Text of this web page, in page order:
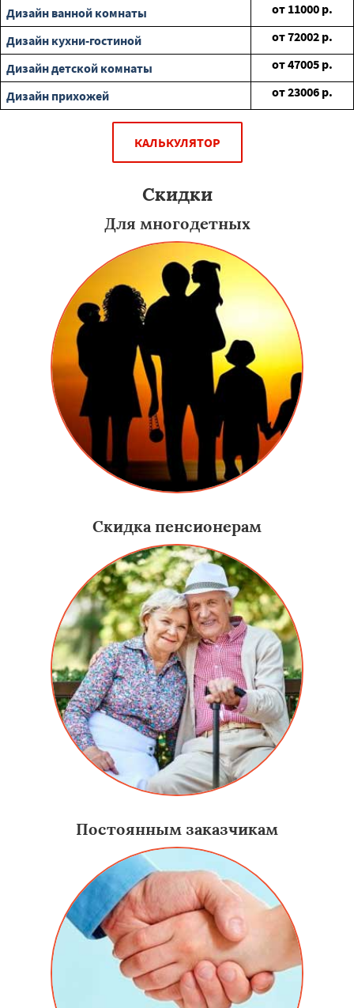
Дизайн ванной комнаты от 11000 р.
Дизайн кухни-гостиной
от72002 р.
Дизайн детской комнаты
от47005 р.
Дизайн прихожей
от23006 р.
КАЛЬКУЛЯТОР
Скидки
Для многодетных
Скидка пенсионерам
Постоянным заказчикам